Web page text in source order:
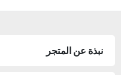
نبذة عن المتجر